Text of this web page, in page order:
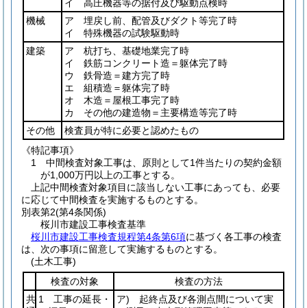
イ 高圧機器等の据付及び駆動点検時
機械
ア 埋戻し前、配管及びダクト等完了時
イ 特殊機器の試験駆動時
建築
ア 杭打ち、基礎地業完了時
イ 鉄筋コンクリート造＝躯体完了時
ウ 鉄骨造＝建方完了時
エ 組積造＝躯体完了時
オ 木造＝屋根工事完了時
カ その他の建造物＝主要構造等完了時
その他
検査員が特に必要と認めたもの
《特記事項》
1 中間検査対象工事は、原則として1件当たりの契約金額
が1,000万円以上の工事とする。
上記中間検査対象項目に該当しない工事にあっても、必要
に応じて中間検査を実施するものとする。
別表第2(第4条関係)
桜川市建設工事検査基準
桜川市建設工事検査規程第4条第6項に基づく各工事の検査
は、次の事項に留意して実施するものとする。
(土木工事)
検査の対象
検査の方法
共 1 工事の延長・
ア) 起終点及び各測点間について実